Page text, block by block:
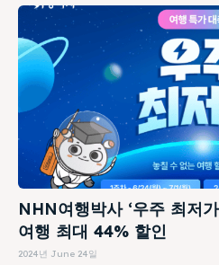
NHN여행박사 ‘우주 최저
여행 최대 44% 할인
2024년 June 24일